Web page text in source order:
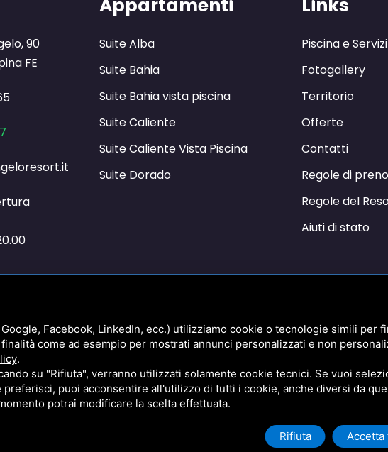
90
FE
Appartamenti
Suite Alba
Suite Bahia
Suite Bahia vista piscina
Suite Caliente
Suite Caliente Vista Piscina
Suite Dorado
Links
Piscina e Servizi
Fotogallery
Territorio
Offerte
Contatti
Regole di
Regole del
Aiuti di stato
26/11/2020 EURO 37.683,00 ART. 1 D.L. 137/2020 / AGENZIA ENTRATE 16/10/2020 EURO 596,00
ART.125 D.L. 34/2020 / AGENZIA ENTRATE 16/12/2020 EURO 168,50 CREDITO IMPOSTA
TURISTICO ART.177 D.L. 34/2020 / COMUNE COMACCHIO 16/12/2020 EURO 26.574,00 ESENZIONE
Facebook, LinkedIn, ecc.) utilizziamo cookie o tecnologie simili per
come ad esempio per mostrati annunci personalizzati e non
.
su "Rifiuta", verranno utilizzati solamente cookie tecnici. Se vuoi
puoi acconsentire all'utilizzo di tutti i cookie, anche diversi da
potrai modificare la scelta effettuata.
Rifiuta Accetta